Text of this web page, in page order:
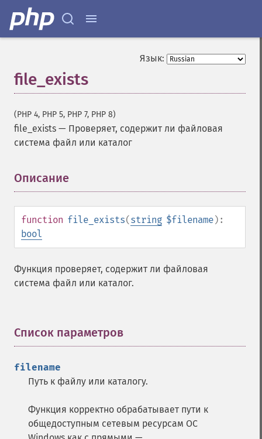
Язык:
file_exists
(PHP 4, PHP 5, PHP 7, PHP 8)
file_exists — Проверяет, содержит ли файловая
система файл или каталог
Описание
function file_exists(string $filename):
bool
Функция проверяет, содержит ли файловая
система файл или каталог.
Список параметров
filename
Путь к файлу или каталогу.
Функция корректно обрабатывает пути к
общедоступным сетевым ресурсам ОС